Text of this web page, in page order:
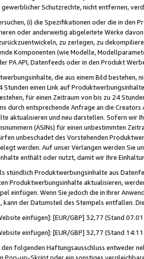
Schutzrechte, nicht entfernen,
(i) die Spezifikationen oder die in
oder anderweitig abgeleitete Werke
zu zerlegen, zu
Komponenten (wie Modelle,
PA API, Datenfeeds oder in den Produkt
die aus einem Bild bestehen,
Stunden einen Link auf
für einen Zeitraum von bis zu 24
durch entsprechende Anfrage an die
aktualisieren und neu darstellen. Sofern wir
(ASINs) für einen unbestimmten
unbeschadet des Vorstehenden
werden. Auf unser Verlangen werden Sie
enthält oder nutzt, damit wir Ihre
stündlich Produktwerbungsinhalte aus
Produktwerbungsinhalte aktualisieren,
einfügen. Wenn Sie jedoch die in Ihrer
kann der Datumsteil des Stempels entfallen.
einfügen]: [EUR/GBP] 32,77 (Stand
einfügen]: [EUR/GBP] 32,77 (Stand
den folgenden Haftungsausschluss entweder
Pop-up-Skript oder ein sonstiges